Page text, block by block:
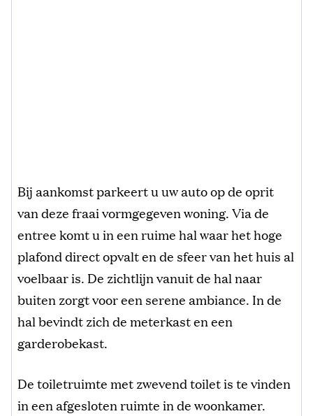
Bij aankomst parkeert u uw auto op de oprit
van deze fraai vormgegeven woning. Via de
entree komt u in een ruime hal waar het hoge
plafond direct opvalt en de sfeer van het huis al
voelbaar is. De zichtlijn vanuit de hal naar
buiten zorgt voor een serene ambiance. In de
hal bevindt zich de meterkast en een
garderobekast.
De toiletruimte met zwevend toilet is te vinden
in een afgesloten ruimte in de woonkamer.